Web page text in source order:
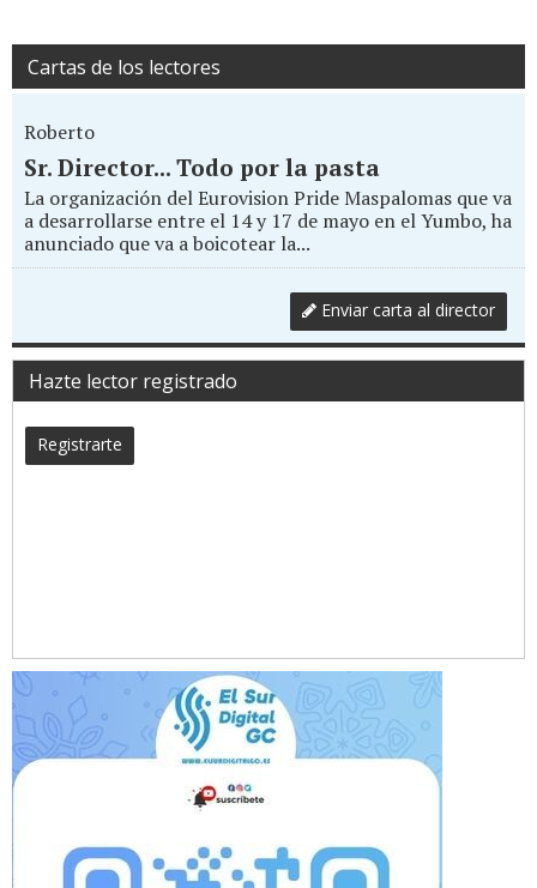
Cartas de los lectores
Roberto
Sr. Director... Todo por la pasta
La organización del Eurovision Pride Maspalomas que va
a desarrollarse entre el 14 y 17 de mayo en el Yumbo, ha
anunciado que va a boicotear la...
Enviar carta al director
Hazte lector registrado
Registrarte